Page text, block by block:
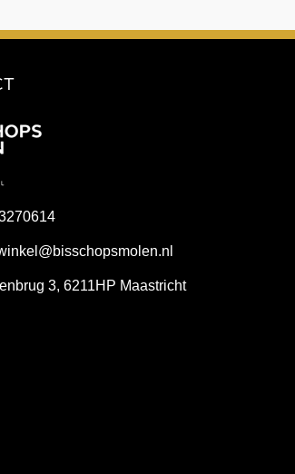
3, 6211HP Maastricht